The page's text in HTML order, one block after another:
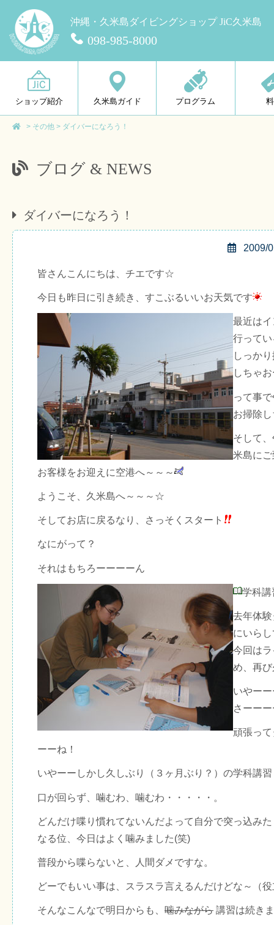
沖縄・久米島ダイビングショップ JiC久米島
098-985-8000
ショップ紹介 久米島ガイド プログラム
> その他 > ダイバーになろう！
ブログ & NEWS
ダイバーになろう！
2009/
皆さんこんにちは、チエです☆
今日も昨日に引き続き、すこぶるいいお天気です
最近は
行って
しっか
しちゃ
って事
お掃除
そして
米島に
お客様をお迎えに空港へ～～～
ようこそ、久米島へ～～～☆
そしてお店に戻るなり、さっそくスタート
なにがって？
それはもちろーーーーん
学科講
去年体
にいら
今回は
め、再
いやー
さーー
頑張っ
ーーね！
いやーーしかし久しぶり（３ヶ月ぶり？）の学科講
口が回らず、噛むわ、噛むわ・・・・・。
どんだけ喋り慣れてないんだよって自分で突っ込みた
なる位、今日はよく噛みました(笑)
普段から喋らないと、人間ダメですな。
どーでもいい事は、スラスラ言えるんだけどな～（
そんなこんなで明日からも、 噛みながら 講習は続き